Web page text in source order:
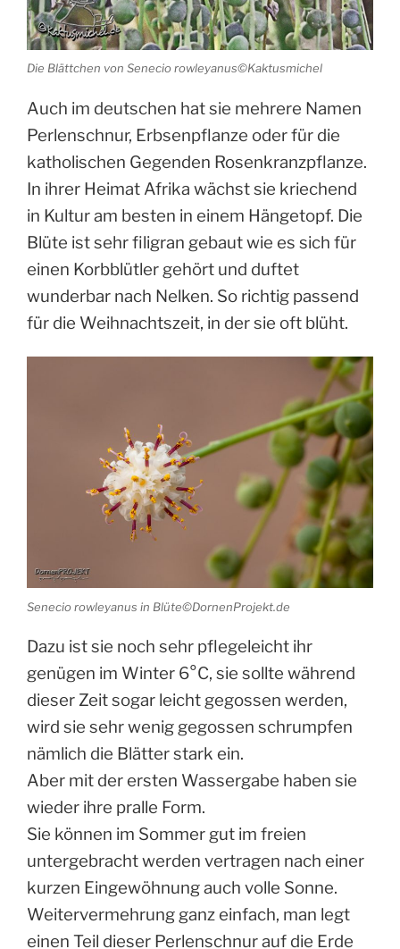
Die Blättchen von Senecio rowleyanus©Kaktusmichel
Auch im deutschen hat sie mehrere Namen
Perlenschnur, Erbsenpflanze oder für die
katholischen Gegenden Rosenkranzpflanze.
In ihrer Heimat Afrika wächst sie kriechend
in Kultur am besten in einem Hängetopf. Die
Blüte ist sehr filigran gebaut wie es sich für
einen Korbblütler gehört und duftet
wunderbar nach Nelken. So richtig passend
für die Weihnachtszeit, in der sie oft blüht.
Senecio rowleyanus in Blüte©DornenProjekt.de
Dazu ist sie noch sehr pflegeleicht ihr
genügen im Winter 6°C, sie sollte während
dieser Zeit sogar leicht gegossen werden,
wird sie sehr wenig gegossen schrumpfen
nämlich die Blätter stark ein.
Aber mit der ersten Wassergabe haben sie
wieder ihre pralle Form.
Sie können im Sommer gut im freien
untergebracht werden vertragen nach einer
kurzen Eingewöhnung auch volle Sonne.
Weitervermehrung ganz einfach, man legt
einen Teil dieser Perlenschnur auf die Erde